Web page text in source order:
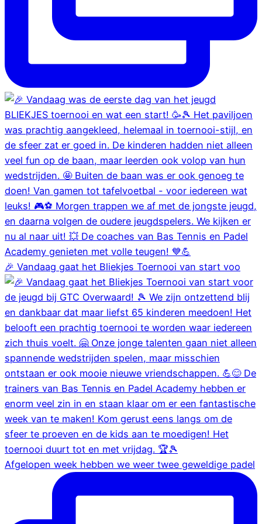
🎉 Vandaag gaat het Bliekjes Toernooi van start voo
Afgelopen week hebben we weer twee geweldige padel